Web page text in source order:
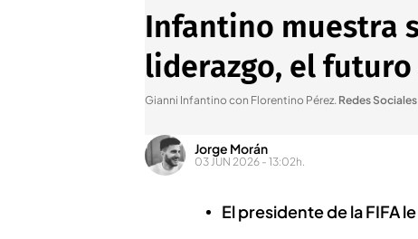
Infantino muestra
liderazgo, el
Gianni Infantino con Florentino Pérez. Redes Sociales
Jorge Morán
03 JUN 2026 - 13:02h.
El presidente de la FIFA